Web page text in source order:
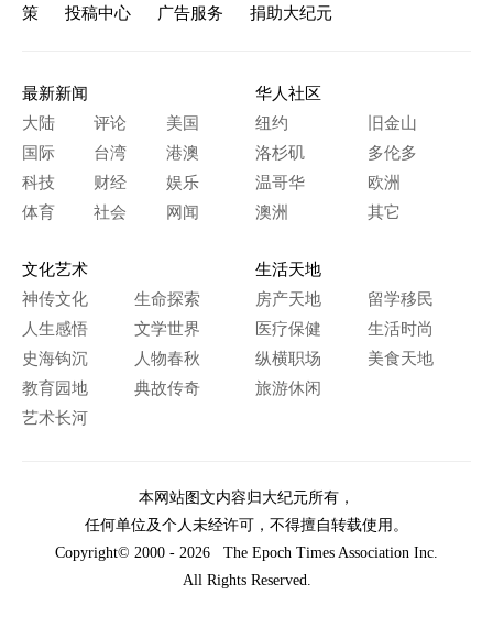
策
投稿中心 广告服务 捐助大纪元
最新新闻
大陆
评论
美国
国际
台湾
港澳
科技
财经
娱乐
体育
社会 网闻
华人社区
纽约
旧金山
洛杉矶
多伦多
温哥华
欧洲
澳洲
其它
文化艺术
神传文化
生命探索
人生感悟
文学世界
史海钩沉
人物春秋
教育园地
典故传奇
艺术长河
生活天地
房产天地
留学移民
医疗保健
生活时尚
纵横职场
美食天地
旅游休闲
本网站图文内容归大纪元所有，
任何单位及个人未经许可，不得擅自转载使用。
Copyright© 2000 - 2026 The Epoch Times Association Inc.
All Rights Reserved.